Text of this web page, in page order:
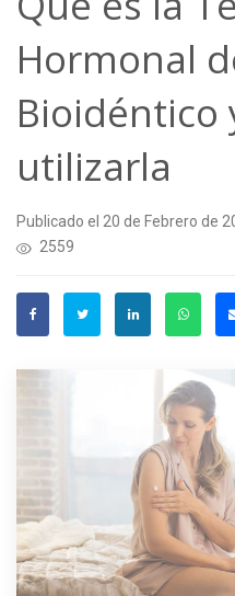
Hormonal
Bioidéntico
utilizarla
Publicado el 20 de Febrero de
2559